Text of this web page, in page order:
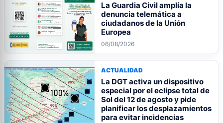
La Guardia Civil amplía la
denuncia telemática a
ciudadanos de la Unión
Europea
06/08/2026
ACTUALIDAD
La DGT activa un dispositivo
especial por el eclipse total de
Sol del 12 de agosto y pide
planificar los desplazamientos
para evitar incidencias